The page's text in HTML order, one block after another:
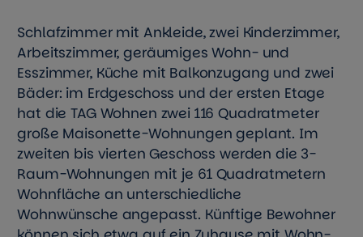
Schlafzimmer mit Ankleide, zwei Kinderzimmer,
Arbeitszimmer, geräumiges Wohn- und
Esszimmer, Küche mit Balkonzugang und zwei
Bäder: im Erdgeschoss und der ersten Etage
hat die TAG Wohnen zwei 116 Quadratmeter
große Maisonette-Wohnungen geplant. Im
zweiten bis vierten Geschoss werden die 3-
Raum-Wohnungen mit je 61 Quadratmetern
Wohnfläche an unterschiedliche
Wohnwünsche angepasst. Künftige Bewohner